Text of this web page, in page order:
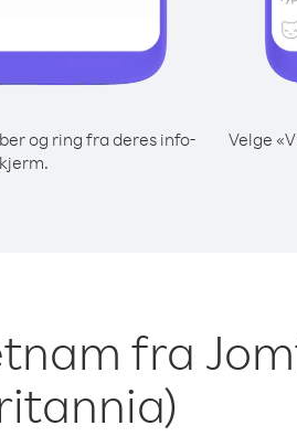
og ring fra deres info-
Velge
fra